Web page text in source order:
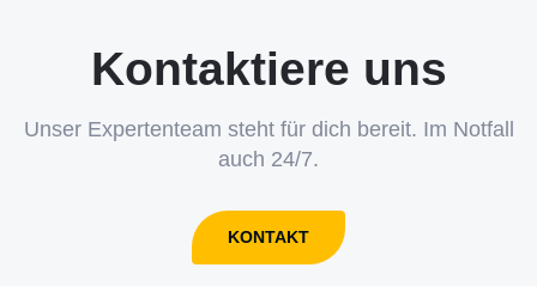
Kontaktiere uns
Unser Expertenteam steht für dich bereit. Im Notfall
auch 24/7.
KONTAKT